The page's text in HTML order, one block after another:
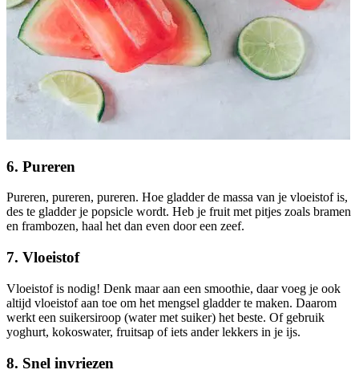
6. Pureren
Pureren, pureren, pureren. Hoe gladder de massa van je vloeistof is,
des te gladder je popsicle wordt. Heb je fruit met pitjes zoals bramen
en frambozen, haal het dan even door een zeef.
7. Vloeistof
Vloeistof is nodig! Denk maar aan een smoothie, daar voeg je ook
altijd vloeistof aan toe om het mengsel gladder te maken. Daarom
werkt een suikersiroop (water met suiker) het beste. Of gebruik
yoghurt, kokoswater, fruitsap of iets ander lekkers in je ijs.
8. Snel invriezen